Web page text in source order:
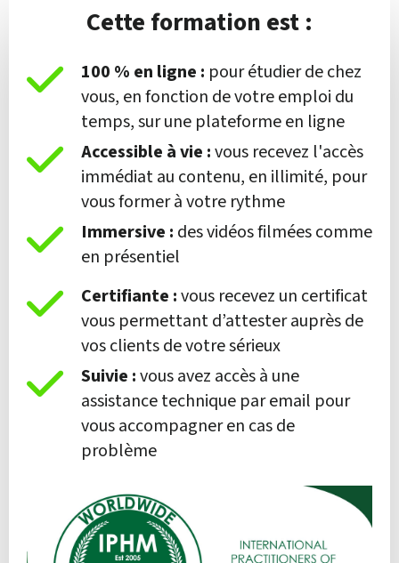
Cette formation est :
100 % en ligne : pour étudier de chez
vous, en fonction de votre emploi du
temps, sur une plateforme en ligne
Accessible à vie :vous recevez l'accès
immédiat au contenu, en illimité, pour
vous former à votre rythme
Immersive : des vidéos filmées comme
en présentiel
Certifiante :vous recevez un certificat
vous permettant d’attester auprès de
vos clients de votre sérieux
Suivie :vous avez accès à une
assistance technique par email pour
vous accompagner en cas de
problème